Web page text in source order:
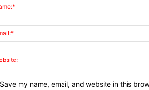
Save my name, email, and website in this